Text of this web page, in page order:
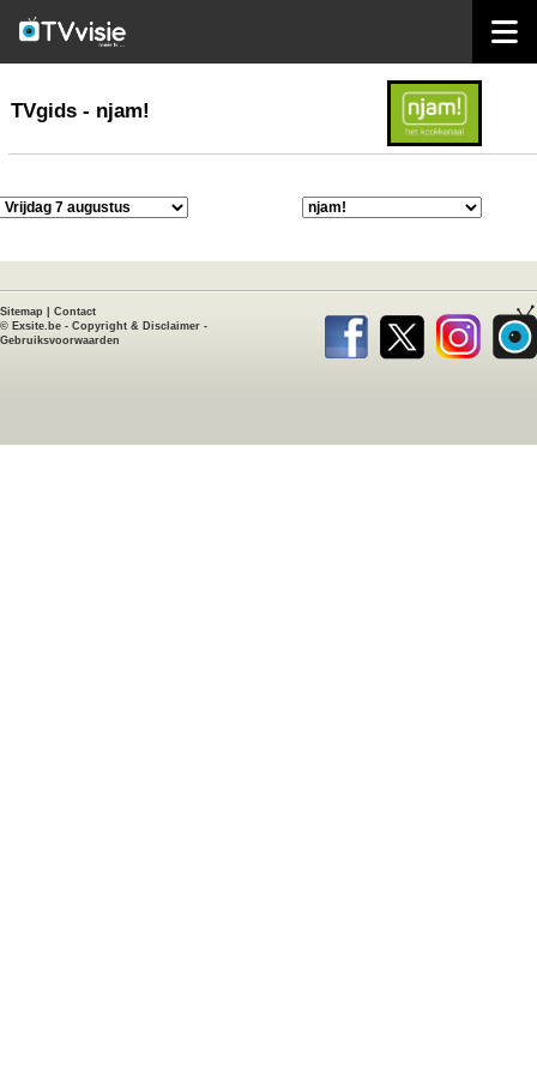
TVgids
TVgids - njam!
Sitemap
Contact
© Exsite.be - Copyright & Disclaimer -
Gebruiksvoorwaarden